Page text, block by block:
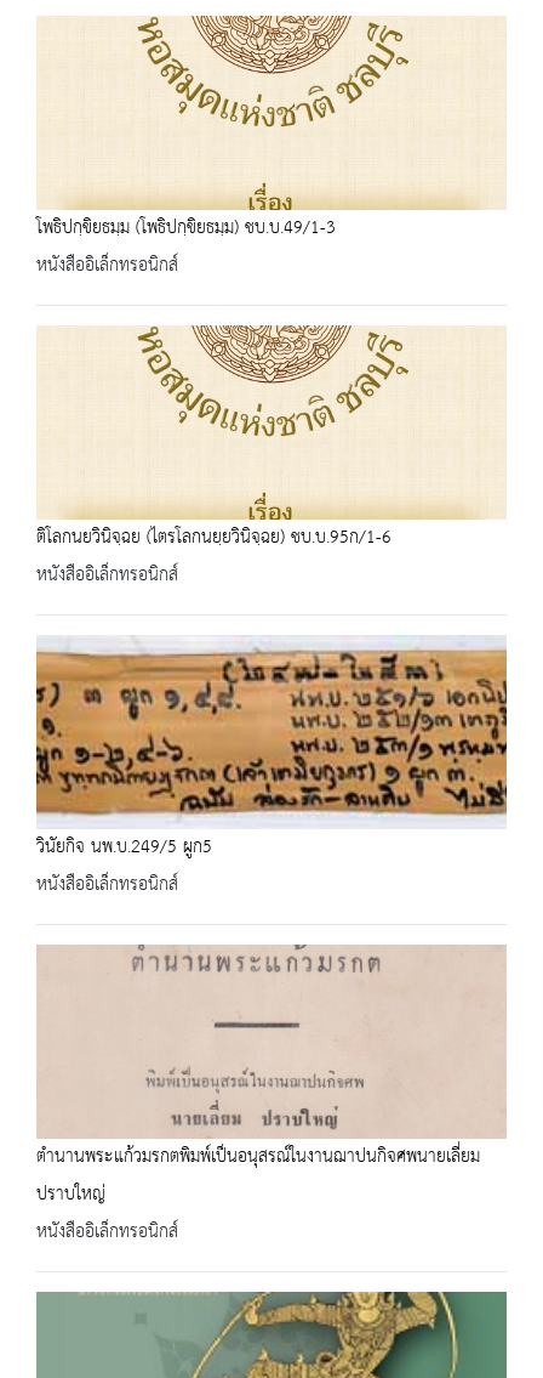
โพธิปกฺขิยธมฺม (โพธิปกฺขิยธมฺม) ชบ.บ.49/1-3
หนังสืออิเล็กทรอนิกส์
ติโลกนยวินิจฺฉย (ไตรโลกนยฺยวินิจฺฉย) ชบ.บ.95ก/1-6
หนังสืออิเล็กทรอนิกส์
วินัยกิจ นพ.บ.249/5 ผูก5
หนังสืออิเล็กทรอนิกส์
ตำนานพระแก้วมรกตพิมพ์เป็นอนุสรณ์ในงานฌาปนกิจศพนายเลี่ยม
ปราบใหญ่
หนังสืออิเล็กทรอนิกส์